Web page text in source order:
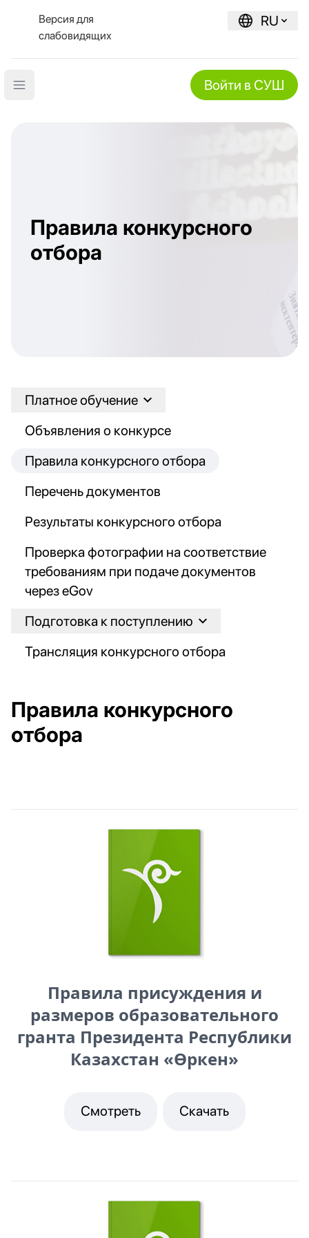
Версия для
слабовидящих
RU
Open main menu Войти в СУШ
Правила конкурсного
отбора
Платное обучение
Объявления о конкурсе
Правила конкурсного отбора
Перечень документов
Результаты конкурсного отбора
Проверка фотографии на соответствие
требованиям при подаче документов
через eGov
Подготовка к поступлению
Трансляция конкурсного отбора
Правила конкурсного
отбора
Правила присуждения и
размеров образовательного
гранта Президента Республики
Казахстан «Өркен»
Смотреть Скачать